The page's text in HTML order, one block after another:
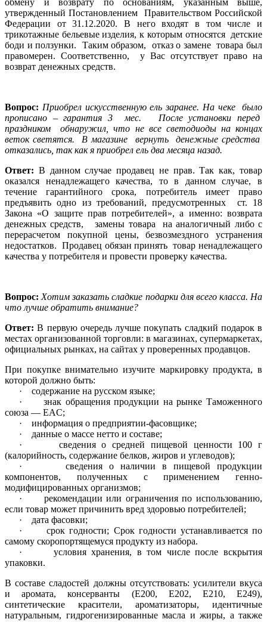
утвержденный Постановлением
Правительством Российской
Федерации от 31.12.2020. В него входят в том числе и
трикотажные бельевые изделия, к которым относятся
детские
боди и ползунки.
Таким образом, отказ о замене товара был
правомерен. Соответственно,
у Вас отсутствует право на
возврат денежных средств.
Вопрос: Приобрел искусственную ель заранее. На чеке
было
прописано – гарантия 3
мес.
После установки перед
праздником
обнаружил, что не все светодиоды на концах
веток светятся.
В магазине вернуть
денежные средства
отказались, так как я приобрел ель два месяца назад.
Ответ: В данном случае продавец не прав. Так как, товар
оказался ненадлежащего качества, то в данном случае, в
течение гарантийного срока, потребитель имеет право
предъявить одно из требований, предусмотренных
ст. 18
Закона «О защите прав потребителей», а именно: возврата
денежных средств,
замены товара
на аналогичный либо с
перерасчетом покупной цены, безвозмездного устранения
недостатков. Продавец обязан принять товар ненадлежащего
качества у потребителя и провести проверку качества.
Вопрос: Хотим заказать сладкие подарки для всего класса. На
что лучше обратить внимание?
Ответ:В первую очередь лучше покупать сладкий подарок в
местах организованной торговли: в магазинах, супермаркетах,
официальных рынках, на сайтах у проверенных продавцов.
При покупке внимательно изучите маркировку продукта, в
которой должно быть:
·
содержание на русском языке;
·
знак обращения продукции на рынке Таможенного
союза — EAC;
·
информация о предприятии-фасовщике;
·
данные о массе нетто и составе;
·
сведения о средней пищевой ценности 100 г
(калорийность, содержание белков, жиров и углеводов);
·
сведения о наличии в пищевой продукции
компонентов, полученных с применением генно-
модифицированных организмов;
·
рекомендации или ограничения по использованию,
если товар может причинить вред здоровью потребителей;
·
дата фасовки;
·
срок годности; Срок годности устанавливается по
самому скоропортящемуся продукту из набора.
·
условия хранения, в том числе после вскрытия
упаковки.
В составе сладостей должны отсутствовать: усилители вкуса
и аромата, консерванты (Е200, Е202, Е210, Е249),
синтетические красители, ароматизаторы, идентичные
натуральным, гидрогенизированные масла и жиры, а также